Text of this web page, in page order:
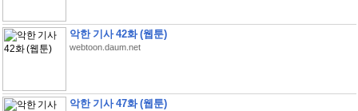
악한 기사 42화 (웹툰)
webtoon.daum.net
악한 기사 47화 (웹툰)